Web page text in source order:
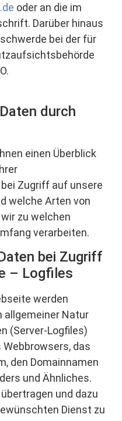
oder an die im
Darüber hinaus
bei der für
durch
einen Überblick
Zugriff auf unsere
welche Arten von
zu welchen
verarbeiten.
bei Zugriff
– Logfiles
werden
Natur
(Server-Logfiles)
das
den Domainnamen
und Ähnliches.
und dazu
Dienst zu